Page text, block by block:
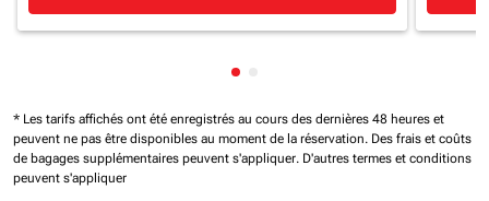
Affichage de cmp-pagination-
* Les tarifs affichés ont été enregistrés au cours des dernières 48 heures et
peuvent ne pas être disponibles au moment de la réservation. Des frais et coûts
de bagages supplémentaires peuvent s'appliquer. D'autres termes et conditions
peuvent s'appliquer